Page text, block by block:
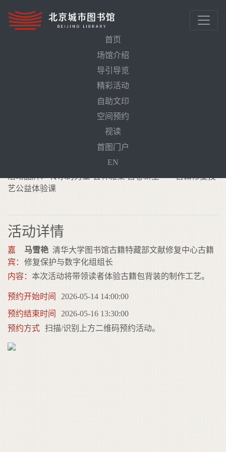
首页
场馆介绍
导引导览
精彩活动
自助文印
空间预约
视读
首图门户
EN
护叶藏锋——包背装制作体验
活动时间： 2026年5月16日（周六）14:00-15:30
活动品牌： 传承的力量·芸林雅集 古卷新生——古籍修复技
艺公益体验课
活动详情
嘉
宾：
马雪艳 清华大学图书馆古籍特藏部文献修复中心古籍
修复保护与数字化组组长
内容： 本次活动将带领读者体验古籍包背装的制作工艺。
预约开始时间
2026-05-14 14:00:00
预约结束时间
2026-05-16 13:30:00
预约方式 扫描/识别上方二维码预约活动。